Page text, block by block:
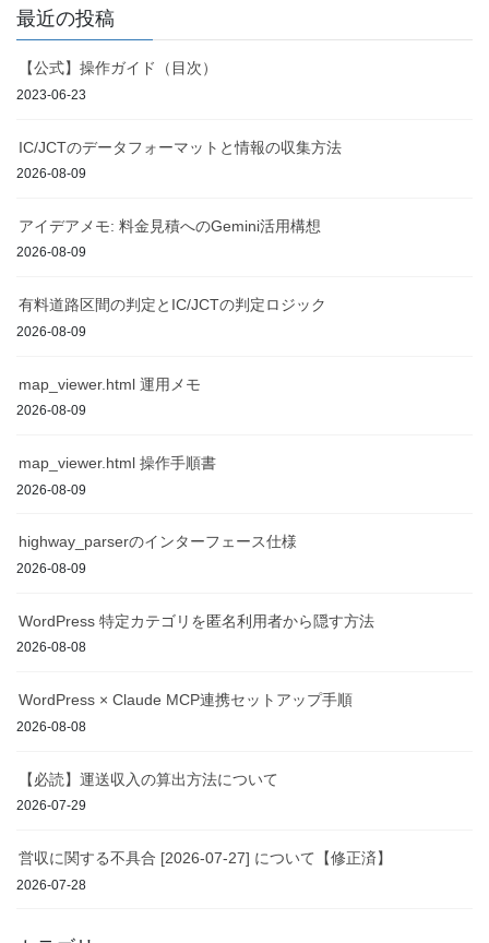
最近の投稿
【公式】操作ガイド（目次）
2023-06-23
IC/JCTのデータフォーマットと情報の収集方法
2026-08-09
アイデアメモ: 料金見積へのGemini活用構想
2026-08-09
有料道路区間の判定とIC/JCTの判定ロジック
2026-08-09
map_viewer.html 運用メモ
2026-08-09
map_viewer.html 操作手順書
2026-08-09
highway_parserのインターフェース仕様
2026-08-09
WordPress 特定カテゴリを匿名利用者から隠す方法
2026-08-08
WordPress × Claude MCP連携セットアップ手順
2026-08-08
【必読】運送収入の算出方法について
2026-07-29
営収に関する不具合 [2026-07-27] について【修正済】
2026-07-28